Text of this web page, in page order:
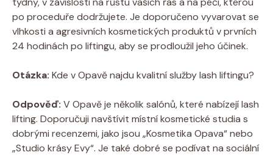
po proceduře dodržujete. Je doporučeno vyvarovat se
vlhkosti a agresivních kosmetických produktů v prvních
24 hodinách po liftingu, aby se prodloužil jeho účinek.
Otázka: Kde v Opavě najdu kvalitní služby lash liftingu?
Odpověď: V Opavě je několik salónů, které nabízejí lash
lifting. Doporučuji navštívit místní kosmetické studia s
dobrými recenzemi, jako jsou „Kosmetika Opava“ nebo
„Studio krásy Evy“. Je také dobré se podívat na sociální